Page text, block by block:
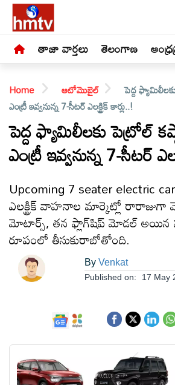
తాజా వార్తలు తెలంగాణ
LIVE
వార్తలు
తెలంగాణ
ఆంధ్రప్రదేశ్
అంతర్జాతీయం
Home ఆటోమొబైల్
పెద్ద
ఎంట్రీ ఇవ్వనున్న 7-సీటర్ ఎలక్ట్రిక్ కార్లు..!
పెద్ద ఫ్యామిలీలకు పెట్రోల్
ఎంట్రీ ఇవ్వనున్న 7-సీటర్
Upcoming 7 seater electric
ఎలక్ట్రిక్ వాహనాల మార్కెట్లో రారాజుగా
మోటార్స్, తన ఫ్లాగ్‌షిప్ మోడల్ అయిన
రూపంలో తీసుకురాబోతోంది.
By Venkat
Published on: 17 May